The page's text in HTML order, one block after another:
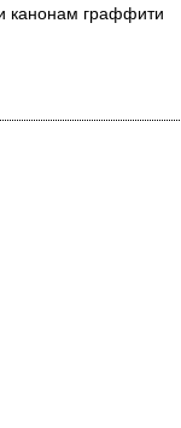
канонам граффити